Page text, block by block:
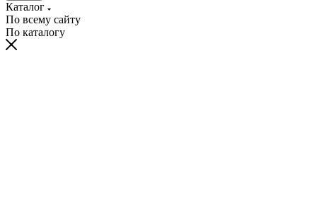
Каталог
По всему сайту
По каталогу